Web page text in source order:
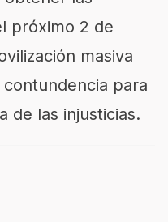
próximo 2 de
masiva
para
de las injusticias.